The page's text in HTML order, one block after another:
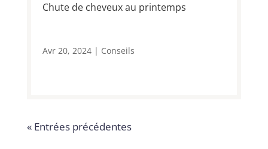
Chute de cheveux au printemps
Avr 20, 2024| Conseils
« Entrées précédentes